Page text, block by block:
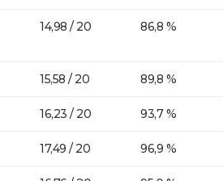
14,98 / 20 86,8 %
15,58 / 20 89,8 %
16,23 / 20 93,7 %
17,49 / 20 96,9 %